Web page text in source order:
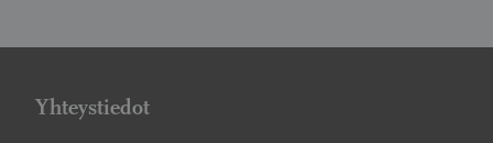
Yhteystiedot